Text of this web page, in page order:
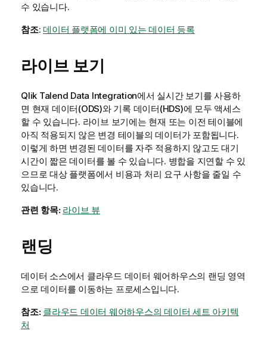
수 있습니다.
참조: 데이터 플랫폼에 이미 있는 데이터 등록
라이브 보기
Qlik Talend Data Integration에서 실시간 보기를 사용하
면 현재 데이터(ODS)와 기록 데이터(HDS)에 모두 액세스
할 수 있습니다. 라이브 보기에는 현재 또는 이전 테이블에
아직 적용되지 않은 변경 테이블의 데이터가 포함됩니다.
이렇게 하면 변경된 데이터를 자주 적용하지 않고도 대기
시간이 짧은 데이터를 볼 수 있습니다. 병합을 지연할 수 있
으므로 대상 플랫폼에서 비용과 처리 요구 사항을 줄일 수
있습니다.
관련 항목: 라이브 뷰
랜딩
데이터 소스에서 클라우드 데이터 웨어하우스의 랜딩 영역
으로 데이터를 이동하는 프로세스입니다.
참조: 클라우드 데이터 웨어하우스의 데이터 세트 아키텍
처